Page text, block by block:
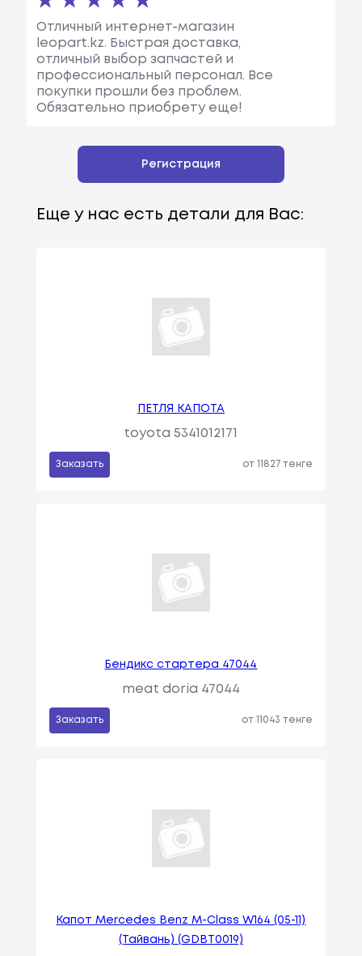
Отличный интернет-магазин
leopart.kz. Быстрая доставка,
отличный выбор запчастей и
профессиональный персонал. Все
покупки прошли без проблем.
Обязательно приобрету еще!
Регистрация
Еще у нас есть детали для Вас:
ПЕТЛЯ КАПОТА
toyota 5341012171
Заказать от 11827 тенге
Бендикс стартера 47044
meat doria 47044
Заказать от 11043 тенге
Капот Mercedes Benz M-Class W164 (05-11)
(Тайвань) (GDBT0019)